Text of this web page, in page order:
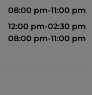
08:00 pm-11:00 pm
12:00 pm-02:30 pm
08:00 pm-11:00 pm